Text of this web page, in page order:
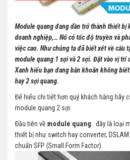
Module quang đang dần trở thành thiết bị
doanh nghiệp,… Nó có tốc độ truyền và
việc cao. Như chúng ta đã biết xét về cấu
module quang 1 sợi và 2 sợi. Đặt vào vị trí
Xanh hiểu bạn đang băn khoăn không
hay 2 sợi quang.
Để hiểu chi tiết hơn quý khách hàng hãy
module quang 2 sợi:
Đầu tiên về module quang: đây là loại
thiết bị như switch hay converter,
chuẩn SFP (Small Form Factor).